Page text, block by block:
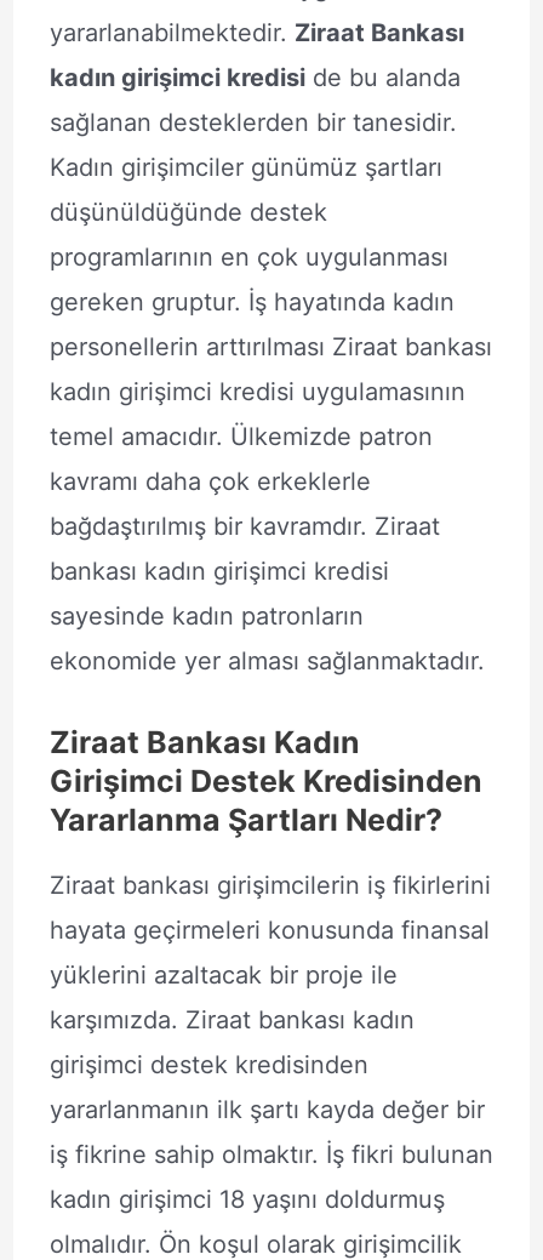
yararlanabilmektedir. Ziraat Bankası
kadın girişimci krediside bu alanda
sağlanan desteklerden bir tanesidir.
Kadın girişimciler günümüz şartları
düşünüldüğünde destek
programlarının en çok uygulanması
gereken gruptur. İş hayatında kadın
personellerin arttırılması Ziraat bankası
kadın girişimci kredisi uygulamasının
temel amacıdır. Ülkemizde patron
kavramı daha çok erkeklerle
bağdaştırılmış bir kavramdır. Ziraat
bankası kadın girişimci kredisi
sayesinde kadın patronların
ekonomide yer alması sağlanmaktadır.
Ziraat Bankası Kadın
Girişimci Destek Kredisinden
Yararlanma Şartları Nedir?
Ziraat bankası girişimcilerin iş fikirlerini
hayata geçirmeleri konusunda finansal
yüklerini azaltacak bir proje ile
karşımızda. Ziraat bankası kadın
girişimci destek kredisinden
yararlanmanın ilk şartı kayda değer bir
iş fikrine sahip olmaktır. İş fikri bulunan
kadın girişimci 18 yaşını doldurmuş
olmalıdır. Ön koşul olarak girişimcilik